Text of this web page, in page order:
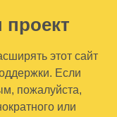
этот сайт
Если
пожалуйста,
или